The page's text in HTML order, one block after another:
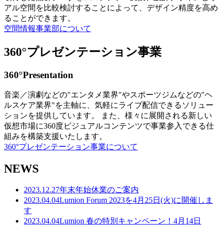
アル空間を比較検討することによって、デザイン精度を高め
ることができます。
空間情報事業部について
360°プレゼンテーション事業
360°Presentation
音楽／演劇などの"エンタメ業界"やスポーツジムなどの"ヘ
ルスケア業界"を主軸に、気軽にライブ配信できるソリュー
ションを提供しています。 また、様々に展開される新しい
仮想市場に360度ビジュアルコンテンツで事業参入できる仕
組みを構築支援いたします。
360°プレゼンテーション事業について
NEWS
2023.12.27年末年始休業のご案内
2023.04.04Lumion Forum 2023を4月25日(火)に開催しま
す
2023.04.04Lumion 春の特別キャンペーン！4月14日